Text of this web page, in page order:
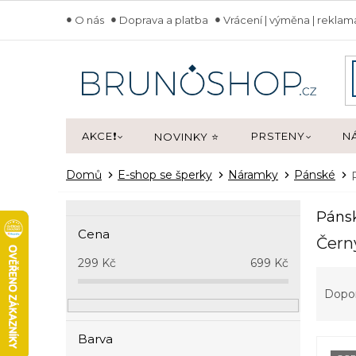
obsah
O nás Doprava a platba Vrácení | výměna |
AKCE❗ NOVINKY ⭐ PRSTENY
Domů E-shop se šperky Náramky Pánské
a
n
Cena
299 Kč 699 Kč
Barva